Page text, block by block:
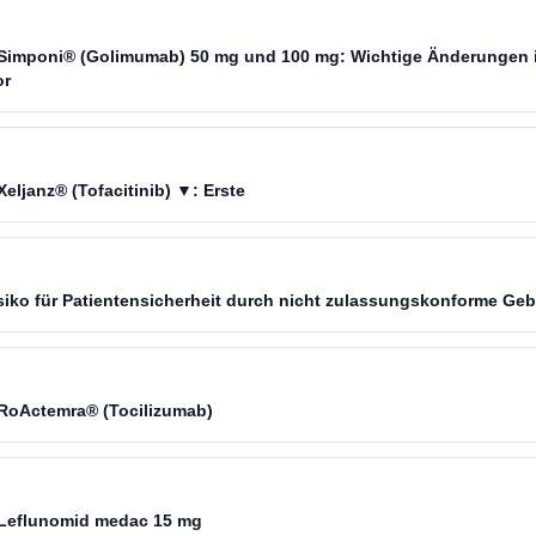
(Golimumab) 50 mg und 100 mg: Wichtige
(Tofacitinib) ▼: Erste
für Patientensicherheit durch nicht zulassungskonforme
(Tocilizumab)
medac 15 mg